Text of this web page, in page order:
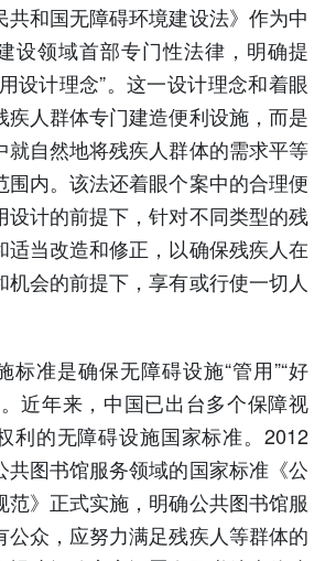
和国无障碍环境建设法》作为中
设领域首部专门性法律，明确提
设计理念”。这一设计理念和着眼
疾人群体专门建造便利设施，而是
就自然地将残疾人群体的需求平等
围内。该法还着眼个案中的合理便
设计的前提下，针对不同类型的残
适当改造和修正，以确保残疾人在
机会的前提下，享有或行使一切人
准是确保无障碍设施“管用”“好
近年来，中国已出台多个保障视
利的无障碍设施国家标准。2012
共图书馆服务领域的国家标准《公
范》正式实施，明确公共图书馆服
公众，应努力满足残疾人等群体的